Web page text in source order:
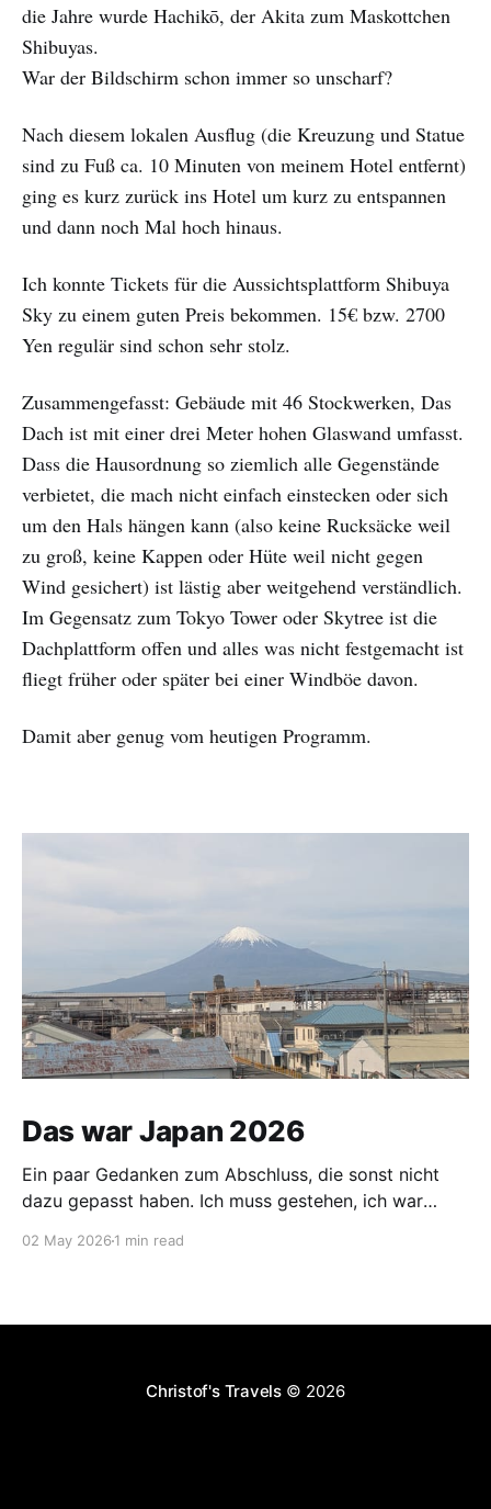
die Jahre wurde Hachikō, der Akita zum Maskottchen
Shibuyas.
War der Bildschirm schon immer so unscharf?
Nach diesem lokalen Ausflug (die Kreuzung und Statue
sind zu Fuß ca. 10 Minuten von meinem Hotel entfernt)
ging es kurz zurück ins Hotel um kurz zu entspannen
und dann noch Mal hoch hinaus.
Ich konnte Tickets für die Aussichtsplattform Shibuya
Sky zu einem guten Preis bekommen. 15€ bzw. 2700
Yen regulär sind schon sehr stolz.
Zusammengefasst: Gebäude mit 46 Stockwerken, Das
Dach ist mit einer drei Meter hohen Glaswand umfasst.
Dass die Hausordnung so ziemlich alle Gegenstände
verbietet, die mach nicht einfach einstecken oder sich
um den Hals hängen kann (also keine Rucksäcke weil
zu groß, keine Kappen oder Hüte weil nicht gegen
Wind gesichert) ist lästig aber weitgehend verständlich.
Im Gegensatz zum Tokyo Tower oder Skytree ist die
Dachplattform offen und alles was nicht festgemacht ist
fliegt früher oder später bei einer Windböe davon.
Damit aber genug vom heutigen Programm.
Das war Japan 2026
Ein paar Gedanken zum Abschluss, die sonst nicht
dazu gepasst haben. Ich muss gestehen, ich war
wurde am 30.04. vom Hotel abgeholt und sollte mich
02 May 2026 1 min read
Christof's Travels© 2026